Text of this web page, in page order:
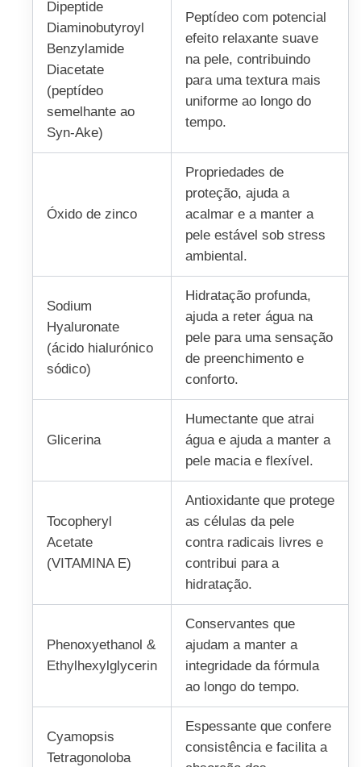
Dipeptide
Diaminobutyroyl
Benzylamide
Diacetate
(peptídeo
semelhante ao
Syn-Ake)
Peptídeo com potencial
efeito relaxante suave
na pele, contribuindo
para uma textura mais
uniforme ao longo do
tempo.
Óxido de zinco
Propriedades de
proteção, ajuda a
acalmar e a manter a
pele estável sob stress
ambiental.
Sodium
Hyaluronate
(ácido hialurónico
sódico)
Hidratação profunda,
ajuda a reter água na
pele para uma sensação
de preenchimento e
conforto.
Glicerina
Humectante que atrai
água e ajuda a manter a
pele macia e flexível.
Tocopheryl
Acetate
(VITAMINA E)
Antioxidante que protege
as células da pele
contra radicais livres e
contribui para a
hidratação.
Phenoxyethanol &
Ethylhexylglycerin
Conservantes que
ajudam a manter a
integridade da fórmula
ao longo do tempo.
Cyamopsis
Tetragonoloba
Espessante que confere
consistência e facilita a